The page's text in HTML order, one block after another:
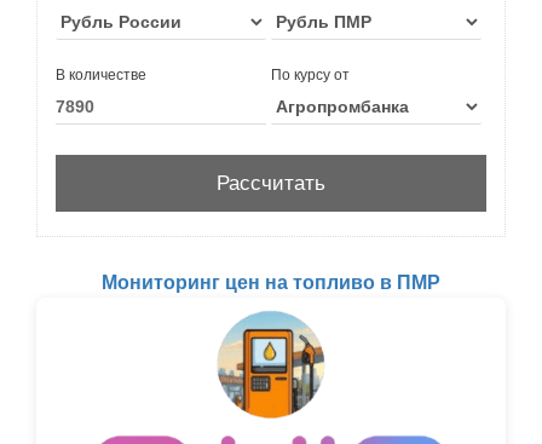
В количестве По курсу от
Мониторинг цен на топливо в ПМР